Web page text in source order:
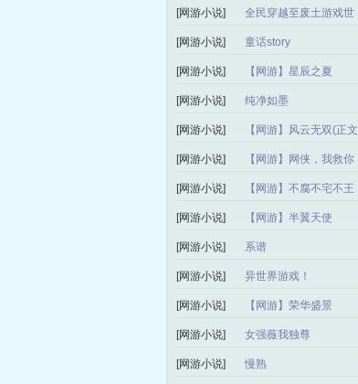
[网游小说]
全民穿越至废土游戏世
界
[网游小说] 童话story
[网游小说] 【网游】星辰之夏
[网游小说] 纯净如墨
[网游小说]
【网游】风云无双(正文
完)
[网游小说] 【网游】网侠，我救你
[网游小说]
【网游】不腐不宅不王
道
[网游小说] 【网游】半翼天使
[网游小说] 系谱
[网游小说] 异世界游戏！
[网游小说] 【网游】荣华盛景
[网游小说] 女强薇我独尊
[网游小说] 慢熟